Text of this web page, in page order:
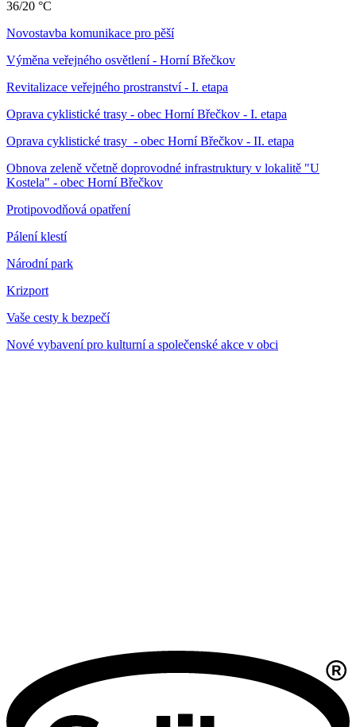
36/20 °C
Novostavba komunikace pro pěší
Výměna veřejného osvětlení - Horní Břečkov
Revitalizace veřejného prostranství - I. etapa
Oprava cyklistické trasy - obec Horní Břečkov - I. etapa
Oprava cyklistické trasy - obec Horní Břečkov - II. etapa
Obnova zeleně včetně doprovodné infrastruktury v lokalitě "U
Kostela" - obec Horní Břečkov
Protipovodňová opatření
Pálení klestí
Národní park
Krizport
Vaše cesty k bezpečí
Nové vybavení pro kulturní a společenské akce v obci